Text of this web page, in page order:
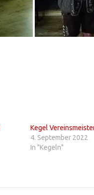
Kegel
4. September 2022
In "Kegeln"